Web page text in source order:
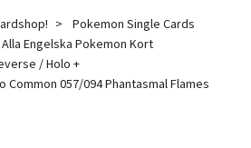
Pokemon Single Cards
Alla Engelska Pokemon Kort
/ Holo +
Common 057/094 Phantasmal Flames